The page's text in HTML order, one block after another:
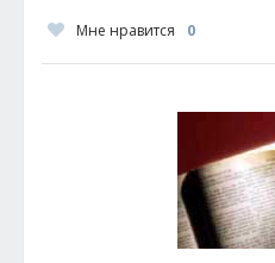
Мне нравится 0